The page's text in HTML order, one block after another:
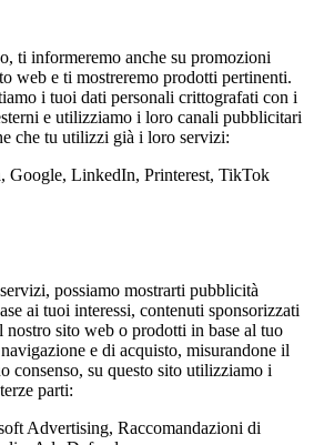
ti informeremo anche su promozioni
web e ti mostreremo prodotti pertinenti.
i tuoi dati personali crittografati con i
e utilizziamo i loro canali pubblicitari
che tu utilizzi già i loro servizi:
Google, LinkedIn, Printerest, TikTok
possiamo mostrarti pubblicità
ai tuoi interessi, contenuti sponsorizzati
sito web o prodotti in base al tuo
e di acquisto, misurandone il
consenso, su questo sito utilizziamo i
parti:
Advertising, Raccomandazioni di